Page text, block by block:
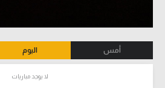
أمس اليوم
لا يوجد مباريات